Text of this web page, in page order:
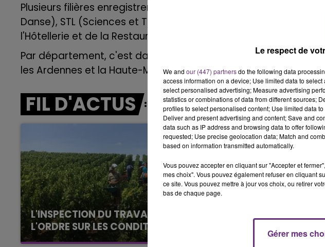
6h00 - 10h00
LE
Plusieurs filières enregistrent un taux de 100 %, TMD
Danse), STL (Sciences et Technologies de Laboratoire) et
l'Hôtellerie et de la Restauration), qui ne comptait qu'un seul
Par département, c'est dans l'Aube que l'on retrouve les
les Ardennes et la Haute-Marne.
FIL D'ACTUS
L'INSPECTION DU TRAVAIL RAPPELLE À
L'ORDRE SUR LES CONDITIONS DE...
Alors que les dates de début des vendange
Un feu de
10h00 - 14h00
LE TICKET DE CAISSE
14h00 -
La
Le respect de
We and our (447) partnersdo the following data
access information on a device; Use limited data to
select personalised advertising; Measure advertising
statistics or combinations of data from different sources;
profiles to select personalised content; Use limited data
Deliver and present advertising and content; Save and
data such as IP address and browsing data to offer
requested; Use precise geolocation data; Match and
based on information transmitted automatically.
Vous pouvez accepter en cliquant sur "Accepter et
mes choix". Vous pouvez également refuser en cliquant
ce site. Vous pouvez mettre à jour vos choix, ou retirer
bas de chaque page.
Gérer mes